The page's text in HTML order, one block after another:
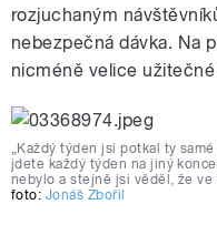
rozjuchaným
nebezpečná dávka. Na
nicméně velice
„Každý týden jsi potkal ty
jdete každý týden na jiný
nebylo a stejně jsi věděl, že
foto: Jonáš Zbořil